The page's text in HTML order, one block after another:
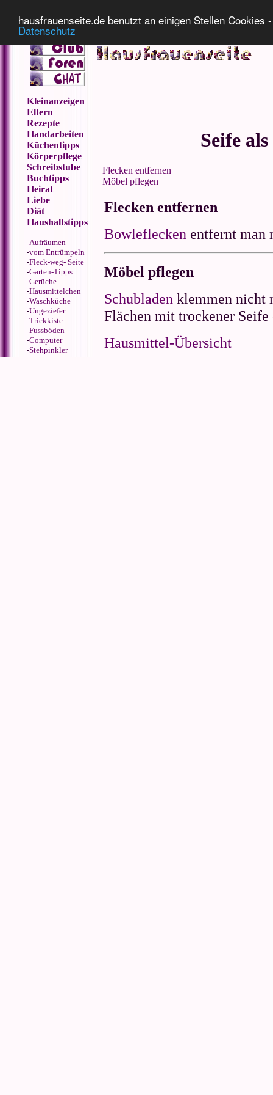
hausfrauenseite.de benutzt an einigen Stellen
Datenschutz
Kleinanzeigen
Eltern
Rezepte
Handarbeiten
Küchentipps
Körperpflege
Schreibstube
Buchtipps
Heirat
Liebe
Diät
Haushaltstipps
-Aufräumen
-vom Entrümpeln
-Fleck-weg- Seite
-Garten-Tipps
-Gerüche
-Hausmittelchen
-Waschküche
-Ungeziefer
-Trickkiste
-Fussböden
-Computer
-Stehpinkler
Seife
Flecken entfernen
Möbel pflegen
Flecken entfernen
Bowleflecken entfernt man
Möbel pflegen
Schubladen klemmen nicht
Flächen mit trockener
Hausmittel-Übersicht